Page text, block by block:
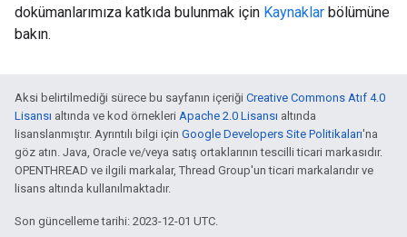
dokümanlarımıza katkıda bulunmak için Kaynaklar bölümüne
bakın.
Aksi belirtilmediği sürece bu sayfanın içeriği Creative Commons Atıf 4.0
Lisansı altında ve kod örnekleri Apache 2.0 Lisansı altında
lisanslanmıştır. Ayrıntılı bilgi için Google Developers Site Politikaları'na
göz atın. Java, Oracle ve/veya satış ortaklarının tescilli ticari markasıdır.
OPENTHREAD ve ilgili markalar, Thread Group'un ticari markalarıdır ve
lisans altında kullanılmaktadır.
Son güncelleme tarihi: 2023-12-01 UTC.